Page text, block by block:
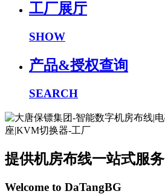
工厂展厅
SHOW
产品&授权查询
SEARCH
提供机房布线一站式服务
Welcome to DaTangBG